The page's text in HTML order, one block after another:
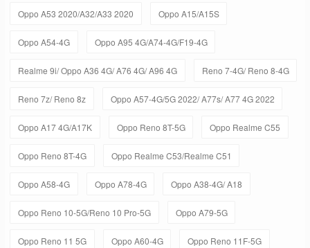
Oppo A53 2020/A32/A33 2020 Oppo A15/A15S
Oppo A54-4G Oppo A95 4G/A74-4G/F19-4G
Realme 9i/ Oppo A36 4G/ A76 4G/ A96 4G Reno 7-4G/ Reno 8-4G
Reno 7z/ Reno 8z Oppo A57-4G/5G 2022/ A77s/ A77 4G 2022
Oppo A17 4G/A17K Oppo Reno 8T-5G Oppo Realme C55
Oppo Reno 8T-4G Oppo Realme C53/Realme C51
Oppo A58-4G Oppo A78-4G Oppo A38-4G/ A18
Oppo Reno 10-5G/Reno 10 Pro-5G Oppo A79-5G
Oppo Reno 11 5G Oppo A60-4G Oppo Reno 11F-5G